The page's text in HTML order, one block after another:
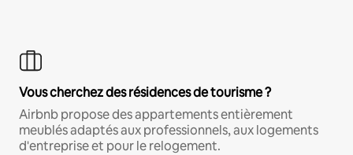
Vous cherchez des résidences de tourisme ?
Airbnb propose des appartements entièrement
meublés adaptés aux professionnels, aux logements
d'entreprise et pour le relogement.